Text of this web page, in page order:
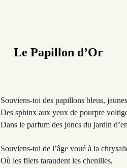
Le Papillon d’Or
Souviens-toi des papillons bleus,
Des sphinx aux yeux de pourpre
Dans le parfum des joncs du jardin
Souviens-toi de l’âge voué à la
Où les filets taraudent les chenilles,